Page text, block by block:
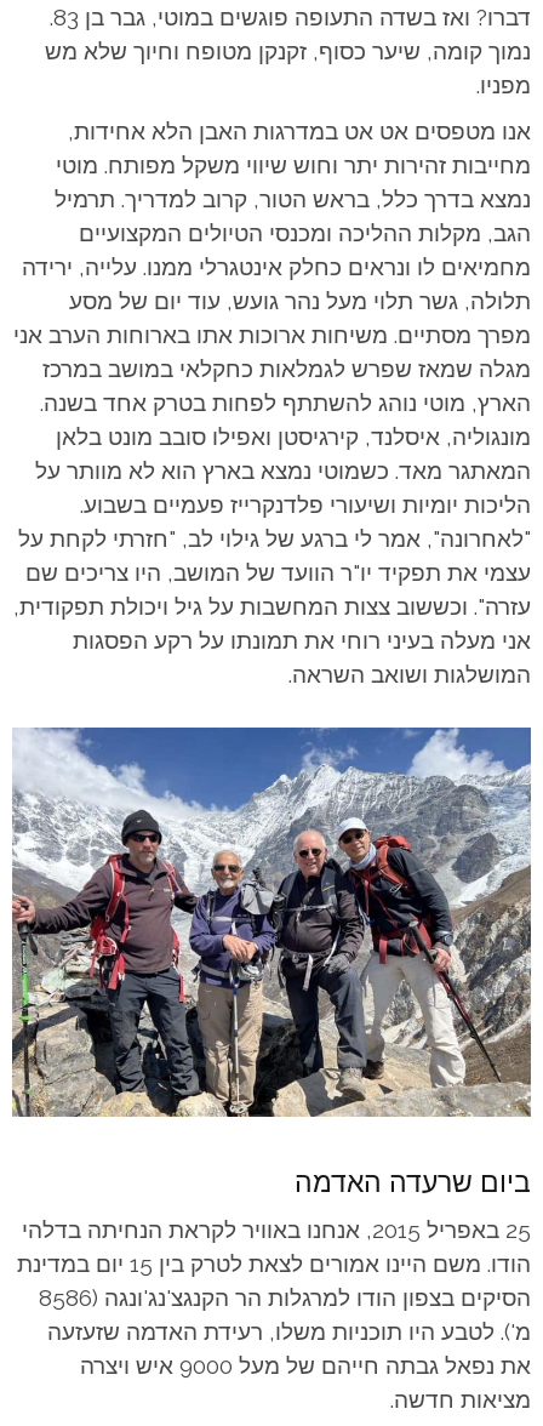
דברו? ואז בשדה התעופה פוגשים במוטי, גבר בן 83.
נמוך קומה, שיער כסוף, זקנקן מטופח וחיוך שלא מש
מפניו.
אנו מטפסים אט אט במדרגות האבן הלא אחידות,
מחייבות זהירות יתר וחוש שיווי משקל מפותח. מוטי
נמצא בדרך כלל, בראש הטור, קרוב למדריך. תרמיל
הגב, מקלות ההליכה ומכנסי הטיולים המקצועיים
מחמיאים לו ונראים כחלק אינטגרלי ממנו. עלייה, ירידה
תלולה, גשר תלוי מעל נהר גועש, עוד יום של מסע
מפרך מסתיים. משיחות ארוכות אתו בארוחות הערב אני
מגלה שמאז שפרש לגמלאות כחקלאי במושב במרכז
הארץ, מוטי נוהג להשתתף לפחות בטרק אחד בשנה.
מונגוליה, איסלנד, קירגיסטן ואפילו סובב מונט בלאן
המאתגר מאד. כשמוטי נמצא בארץ הוא לא מוותר על
הליכות יומיות ושיעורי פלדנקרייז פעמיים בשבוע.
"לאחרונה", אמר לי ברגע של גילוי לב, "חזרתי לקחת על
עצמי את תפקיד יו"ר הוועד של המושב, היו צריכים שם
עזרה". וכששוב צצות המחשבות על גיל ויכולת תפקודית,
אני מעלה בעיני רוחי את תמונתו על רקע הפסגות
המושלגות ושואב השראה.
ביום שרעדה האדמה
25 באפריל 2015, אנחנו באוויר לקראת הנחיתה בדלהי
הודו. משם היינו אמורים לצאת לטרק בין 15 יום במדינת
הסיקים בצפון הודו למרגלות הר הקנגצ'נג'ונגה (8586
מ'). לטבע היו תוכניות משלו, רעידת האדמה שזעזעה
את נפאל גבתה חייהם של מעל 9000 איש ויצרה
מציאות חדשה.